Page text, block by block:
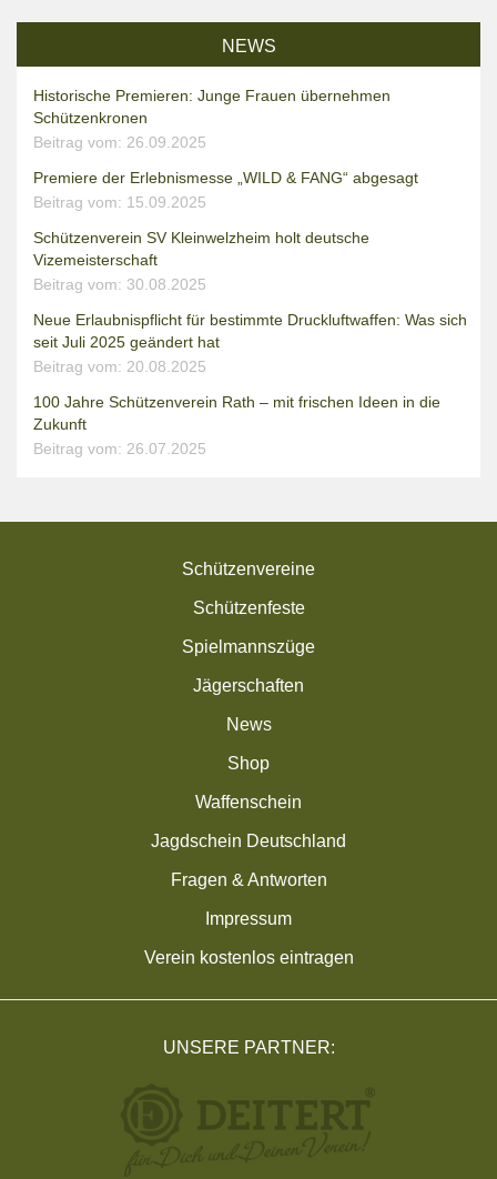
NEWS
Historische Premieren: Junge Frauen übernehmen
Schützenkronen
Beitrag vom: 26.09.2025
Premiere der Erlebnismesse „WILD & FANG“ abgesagt
Beitrag vom: 15.09.2025
Schützenverein SV Kleinwelzheim holt deutsche
Vizemeisterschaft
Beitrag vom: 30.08.2025
Neue Erlaubnispflicht für bestimmte Druckluftwaffen: Was sich
seit Juli 2025 geändert hat
Beitrag vom: 20.08.2025
100 Jahre Schützenverein Rath – mit frischen Ideen in die
Zukunft
Beitrag vom: 26.07.2025
Schützenvereine
Schützenfeste
Spielmannszüge
Jägerschaften
News
Shop
Waffenschein
Jagdschein Deutschland
Fragen & Antworten
Impressum
Verein kostenlos eintragen
UNSERE PARTNER: